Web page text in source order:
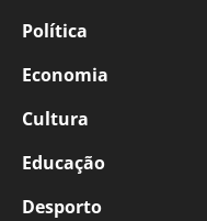
Política
Economia
Cultura
Educação
Desporto